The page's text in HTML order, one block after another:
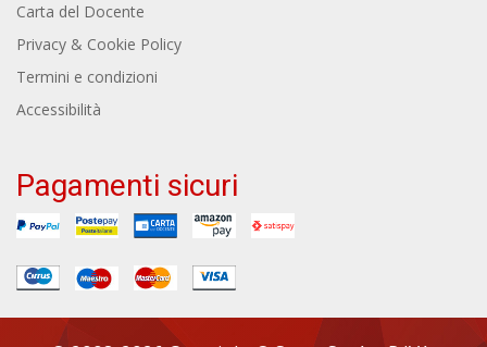
Carta del Docente
Privacy & Cookie Policy
Termini e condizioni
Accessibilità
Pagamenti sicuri